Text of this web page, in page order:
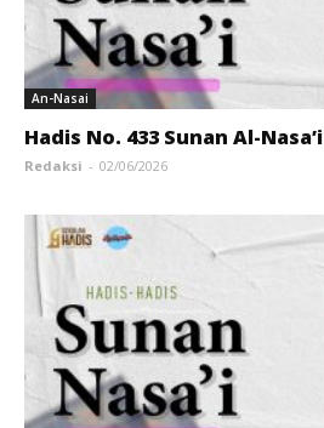
An-Nasai
Hadis No. 433 Sunan Al-Nasa’i
Redaksi - 02/06/2026